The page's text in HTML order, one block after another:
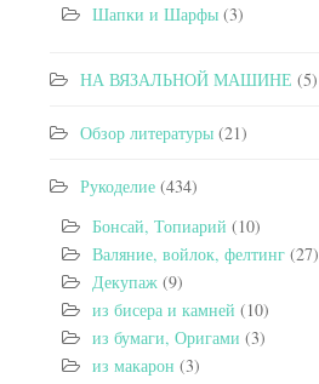
Шапки и Шарфы (3)
НА ВЯЗАЛЬНОЙ МАШИНЕ (5)
Обзор литературы (21)
Рукоделие (434)
Бонсай, Топиарий (10)
Валяние, войлок, фелтинг (27)
Декупаж (9)
из бисера и камней (10)
из бумаги, Оригами (3)
из макарон (3)